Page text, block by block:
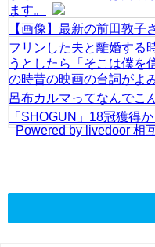
ます。
【画像】最新の前田敦子
フリンした夫と離婚する
うとしたら「そこは僕を
の時昔の映画の台詞がよ
呂布カルマってなんでこ
「SHOGUN」18冠獲得
Powered by livedoor 相